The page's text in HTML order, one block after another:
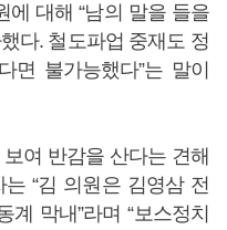
에 대해 “남의 말을 들을
다. 철도파업 중재도 정
면 불가능했다”는 말이
보여 반감을 산다는 견해
“김 의원은 김영삼 전
막내”라며 “보스정치